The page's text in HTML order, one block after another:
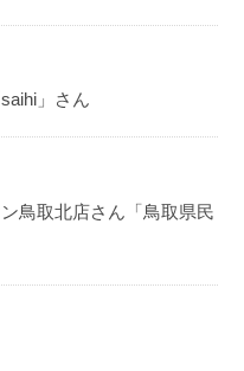
」さん
鳥取北店さん「鳥取県民